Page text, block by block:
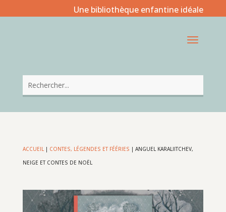
Une bibliothèque enfantine idéale
ACCUEIL| CONTES, LÉGENDES ET FÉÉRIES | ANGUEL KARALIITCHEV,
NEIGE ET CONTES DE NOËL